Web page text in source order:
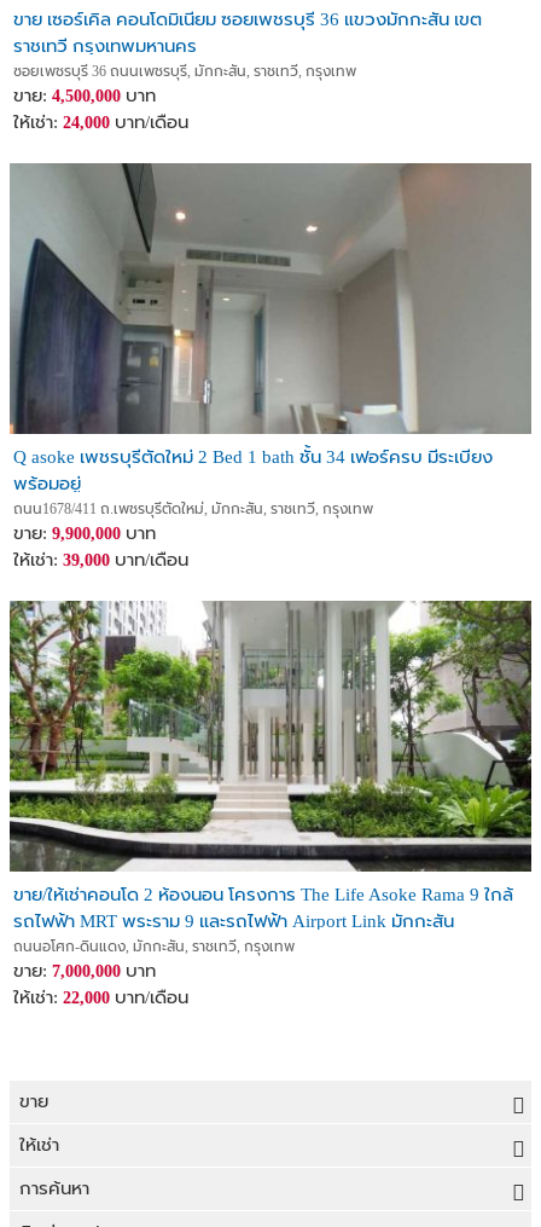
ขาย เซอร์เคิล คอนโดมิเนียม ซอยเพชรบุรี 36 แขวงมักกะสัน เขต
ราชเทวี กรุงเทพมหานคร
ซอยเพชรบุรี 36 ถนนเพชรบุรี, มักกะสัน, ราชเทวี, กรุงเทพ
ขาย: 4,500,000 บาท
ให้เช่า: 24,000 บาท/เดือน
Q asoke เพชรบุรีตัดใหม่ 2 Bed 1 bath ชั้น 34 เฟอร์ครบ มีระเบียง
พร้อมอยู่
ถนน1678/411 ถ.เพชรบุรีตัดใหม่, มักกะสัน, ราชเทวี, กรุงเทพ
ขาย: 9,900,000 บาท
ให้เช่า: 39,000 บาท/เดือน
ขาย/ให้เช่าคอนโด 2 ห้องนอน โครงการ The Life Asoke Rama 9 ใกล้
รถไฟฟ้า MRT พระราม 9 และรถไฟฟ้า Airport Link มักกะสัน
ถนนอโศก-ดินแดง, มักกะสัน, ราชเทวี, กรุงเทพ
ขาย: 7,000,000 บาท
ให้เช่า: 22,000 บาท/เดือน
ขาย
ขายที่ดิน
ขายบ้าน
ให้เช่า
ให้เช่าที่ดิน
การค้นหา